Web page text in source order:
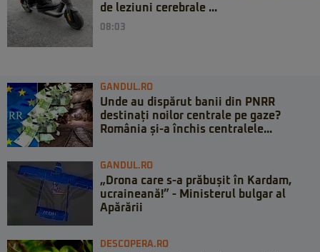
de leziuni cerebrale ...
08:03
GANDUL.RO
Unde au dispărut banii din PNRR
destinați noilor centrale pe gaze?
România și-a închis centralele...
GANDUL.RO
„Drona care s-a prăbușit în Kardam,
ucraineană!” - Ministerul bulgar al
Apărării
DESCOPERA.RO